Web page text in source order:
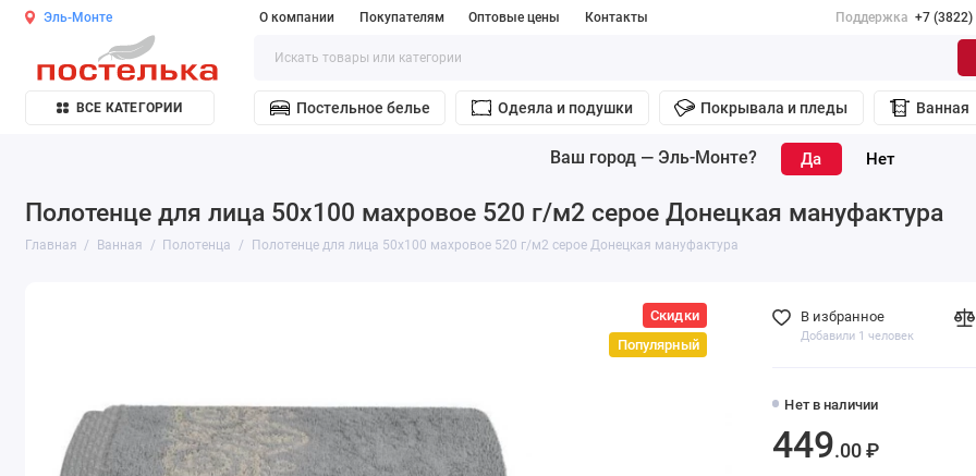
Эль-Монте О компании Покупателям Оптовые цены Контакты Поддержка +7
ВСЕ КАТЕГОРИИ Постельное белье Одеяла и подушки Покрывала и пледы Ванная
Ваш город — Эль-Монте?
Полотенце для лица 50х100 махровое 520 г/м2 серое Донецкая мануфактура
Главная Ванная Полотенца Полотенце для лица 50х100 махровое 520 г/м2 серое Донецкая мануфактура
Скидки
Популярный
Нет в наличии
449.00 ₽
В избранное
Добавили 1 человек